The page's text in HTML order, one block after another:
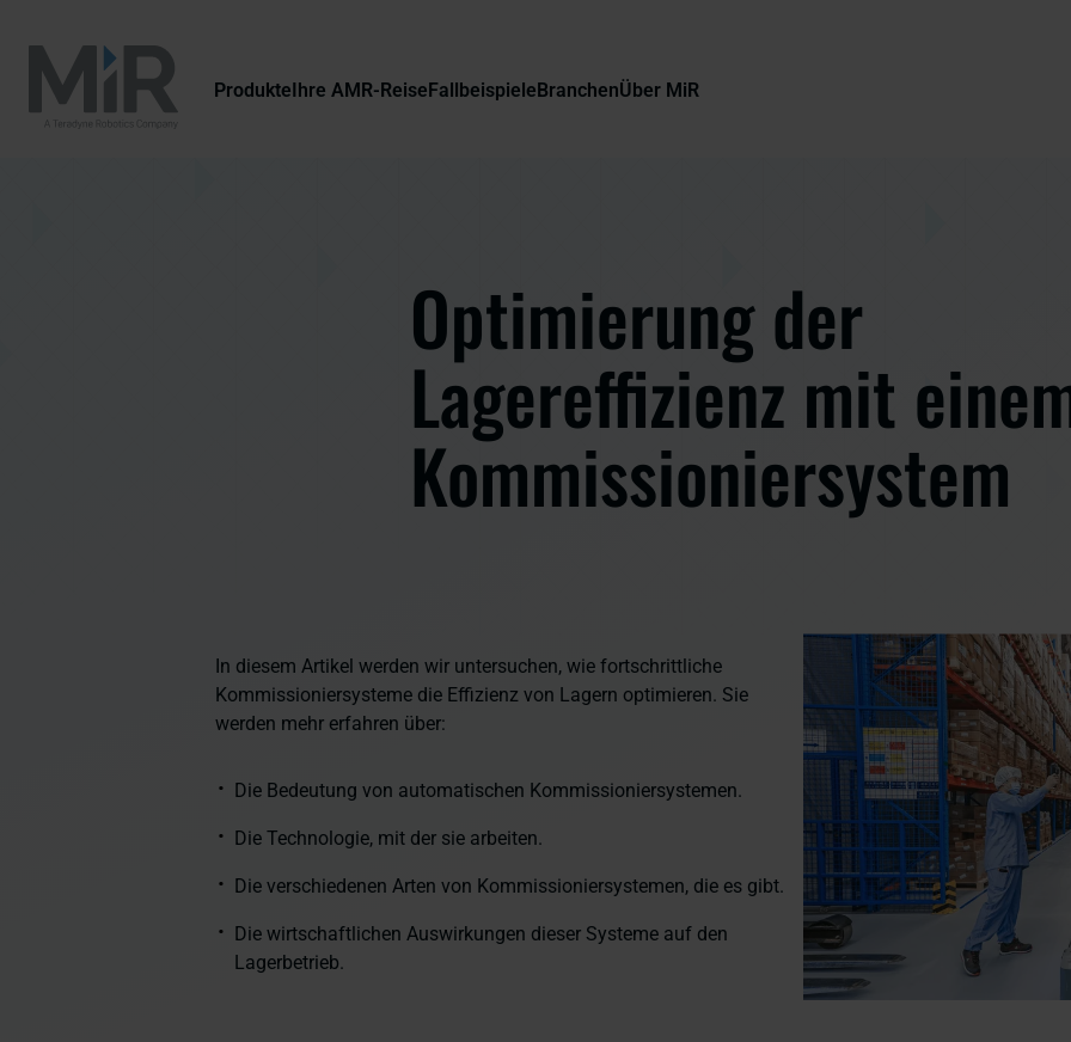
ProdukteIhre AMR-ReiseFallbeispieleBranchenÜber MiR
Optimierung der
Lagereffizienz mit
Kommissioniersystem
In diesem Artikel werden wir untersuchen, wie fortschrittliche
Kommissioniersysteme die Effizienz von Lagern optimieren. Sie
werden mehr erfahren über:
Die Bedeutung von automatischen Kommissioniersystemen.
Die Technologie, mit der sie arbeiten.
Die verschiedenen Arten von Kommissioniersystemen, die es gibt.
Die wirtschaftlichen Auswirkungen dieser Systeme auf den
Lagerbetrieb.